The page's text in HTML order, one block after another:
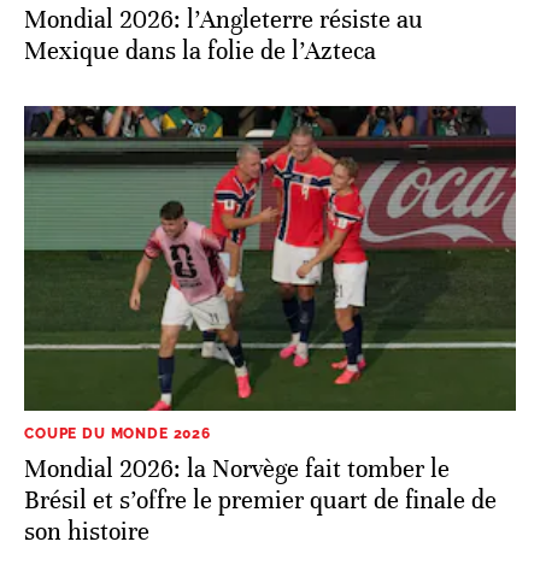
COUPE DU MONDE 2026
Mondial 2026: la Norvège fait tomber le
Brésil et s’offre le premier quart de finale de
son histoire